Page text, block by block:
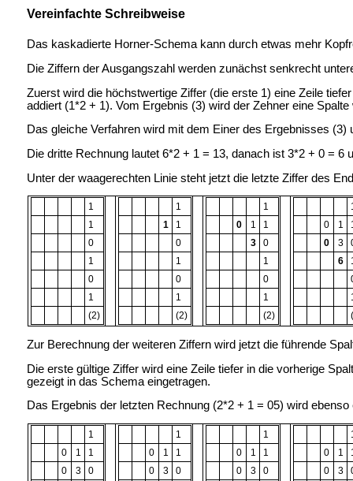
Vereinfachte Schreibweise
Das kaskadierte Horner-Schema kann durch etwas mehr
Die Ziffern der Ausgangszahl werden zunächst senkrecht
Zuerst wird die höchstwertige Ziffer (die erste 1) eine Zeile
addiert (1*2 + 1). Vom Ergebnis (3) wird der Zehner eine
Das gleiche Verfahren wird mit dem Einer des Ergebnisses
Die dritte Rechnung lautet 6*2 + 1 = 13, danach ist 3*2 + 0 =
Unter der waagerechten Linie steht jetzt die letzte Ziffer des
1
1
0
1
0
1
(2)
1
1
1
0
1
0
1
(2)
1
0
1
1
3
0
1
0
1
(2)
0
1
0
3
6
Zur Berechnung der weiteren Ziffern wird jetzt die führende
Die erste gültige Ziffer wird eine Zeile tiefer in die vorherige
gezeigt in das Schema eingetragen.
Das Ergebnis der letzten Rechnung (2*2 + 1 = 05) wird
1
0
1
1
0
3
0
1
0
1
1
0
3
0
1
0
1
1
0
3
0
0
1
0
3